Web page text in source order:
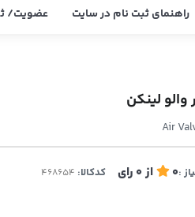
راهنمای ثبت نام در سایت عضویت/
والو لینکن
Air
:
0 از 0 رای کدکالا: